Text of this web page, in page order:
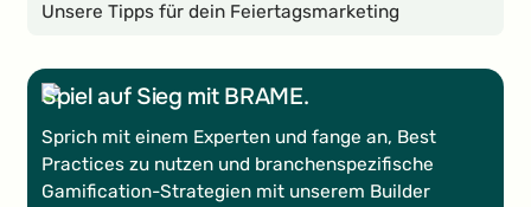
Unsere Tipps für dein Feiertagsmarketing
Spiel auf Sieg mit BRAME.
Sprich mit einem Experten und fange an, Best
Practices zu nutzen und branchenspezifische
Gamification-Strategien mit unserem Builder